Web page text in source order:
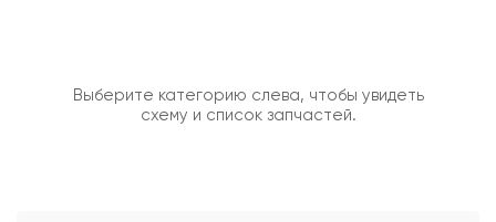
Выберите категорию слева, чтобы увидеть
схему и список запчастей.